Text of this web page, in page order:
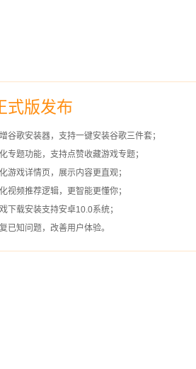
式版发布
谷歌安装器，支持一键安装谷歌三件套；
专题功能，支持点赞收藏游戏专题；
游戏详情页，展示内容更直观；
视频推荐逻辑，更智能更懂你；
下载安装支持安卓10.0系统；
已知问题，改善用户体验。